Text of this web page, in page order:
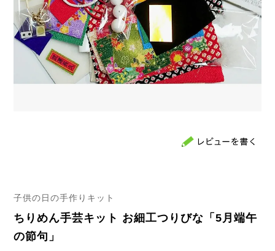
子供の日の手作りキット
ちりめん手芸キット お細工つりびな「5月端午
の節句」